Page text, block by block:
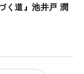
く道』池井戸 潤